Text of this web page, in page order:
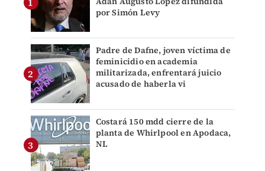
por Simón Levy
Padre de Dafne, joven víctima de
feminicidio en academia
militarizada, enfrentará juicio
acusado de haberla vi
Costará 150 mdd cierre de la
planta de Whirlpool en Apodaca,
NL